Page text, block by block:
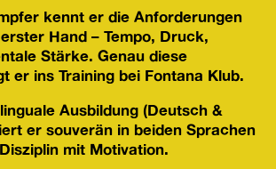
kennt er die Anforderungen
Hand – Tempo, Druck,
Stärke. Genau diese
er ins Training bei Fontana Klub.
Ausbildung (Deutsch &
er souverän in beiden Sprachen
mit Motivation.